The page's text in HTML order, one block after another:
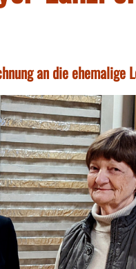
an die ehemalige